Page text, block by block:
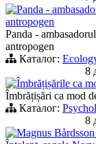
Panda -
antropogen
Panda -
antropogen
Каталог:
8
Îmbrățișările ca
Îmbrățișări ca mod
Каталог:
8
Magnus